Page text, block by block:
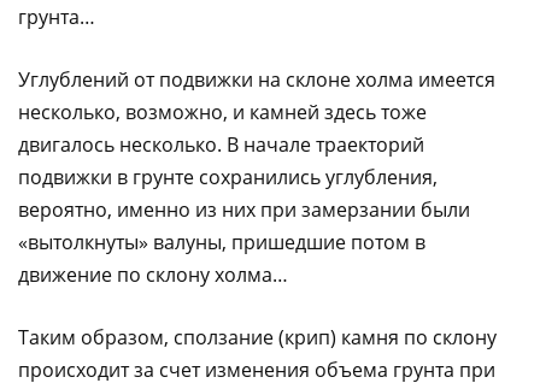
грунта…
Углублений от подвижки на склоне холма имеется
несколько, возможно, и камней здесь тоже
двигалось несколько. В начале траекторий
подвижки в грунте сохранились углубления,
вероятно, именно из них при замерзании были
«вытолкнуты» валуны, пришедшие потом в
движение по склону холма…
Таким образом, сползание (крип) камня по склону
происходит за счет изменения объема грунта при